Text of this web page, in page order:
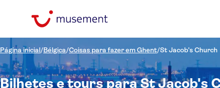
Página inicial/Bélgica/Coisas para fazer em Ghent/St Jacob's Church
Bilhetes e tours para St Jacob's